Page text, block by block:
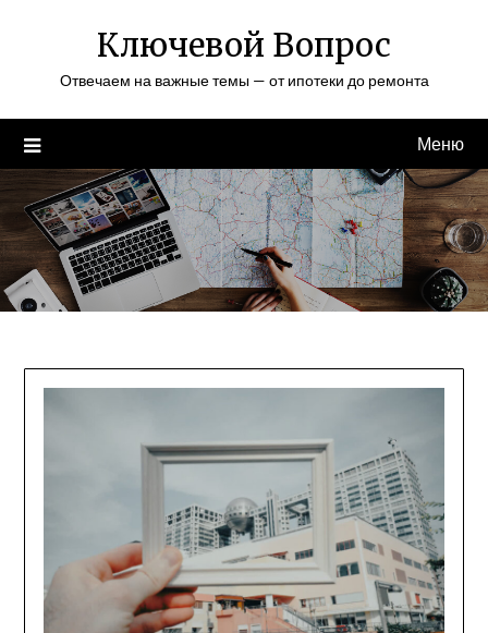
Ключевой Вопрос
Отвечаем на важные темы — от ипотеки до ремонта
Меню